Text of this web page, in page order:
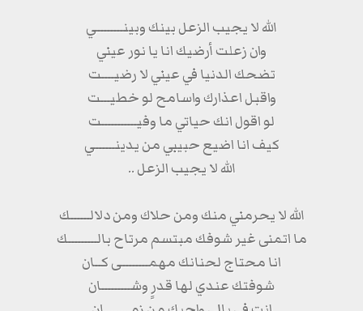
الله لا يجيب الزعل بينك وبينــــــــي
وان زعلت أرضيك انا يا نور عيني
تضحك الدنيا في عيني لا رضيــــت
واقبل اعذارك واسامح لو خطيـــت
لو اقول انك حياتي ما وفيـــــــــــت
كيف انا اضيع حبيبي من يدينــــــي
الله لا يجيب الزعل ..
الله لا يحرمني منك ومن حلاك ومن دلالــــــك
ما اتمنى غير شوفك مبتسم مرتاح بالـــــــــك
انا محتاج لحنانك مهمــــــــى كــان
شوفتك عندي لها قدرٍ وشـــــــــان